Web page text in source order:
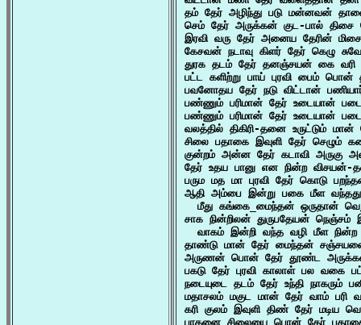
தம் தேர் அழிந்து படு மன்னவன்
செம் தேர் அருக்கன் குட-பால் திசை
இரவி வரு தேர் அனைய தேரின்
கேசவன் நடாவு கிளர் தேர் கெழு
துரக தடம் தேர் தனஞ்சயன் கை
பட்ட களிற்று பாய் புரவி பைம்
பவனோதய தேர் நடு விட்டான்
பண்ணும் பரிமான் தேர் உடையான்
பண்ணும் பரிமான் தேர் உடையான்
வலத்தில் திகிரி-தனை உருட்டும்
சிலை பதாகை இவுளி தேர் செழும்
குன்றம் அன்ன தேர் கடாவி அருகு
தேர் உதய பானு என நின்ற
பரும மத மா புரவி தேர் கொடு
ஆதி அம்பை இன்று பகை மீள வந்தது
மீது கங்கை_மைந்தன் ஒருதான்
சாக நின்றிலன் துருபதேயன்
வாகம் இன்றி வந்த வழி மீள நின்ற
தாண்டு மான் தேர் மைந்தன்
அருணன் பொன் தேர் தூண்ட
பகடு தேர் புரவி காலாள் பல வகை
நடையுடை தடம் தேர் உந்தி நாகரும்
மதாசலம் மகுட மான் தேர் வாம்
கரி குலம் இவுளி திண் தேர்
பாகனை சிலையை பொன் தேர்